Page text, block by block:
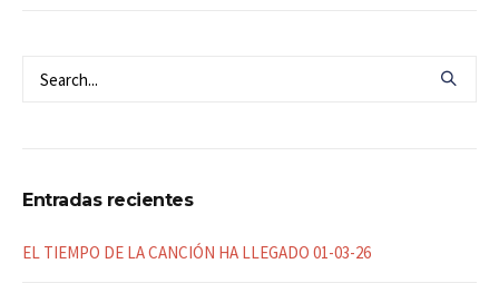
Entradas recientes
EL TIEMPO DE LA CANCIÓN HA LLEGADO 01-03-26